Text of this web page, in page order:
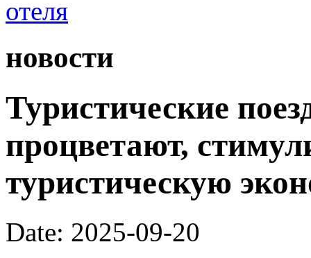
новости
Туристические
процветают,
туристическую
Date: 2025-09-20